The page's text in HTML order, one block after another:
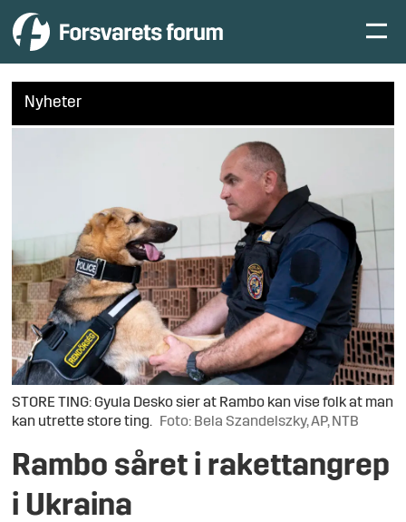
Nyheter
STORE TING: Gyula Desko sier at Rambo kan vise folk at man
kan utrette store ting.
Foto: Bela Szandelszky, AP, NTB
Rambo såret i rakettangrep
i Ukraina